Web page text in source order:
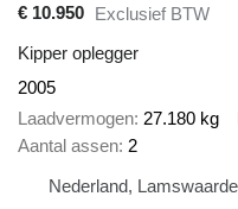
€ 10.950 Exclusief BTW
Kipper oplegger
2005
Laadvermogen 27.180 kg
Aantal assen 2
Nederland, Lamswaarde